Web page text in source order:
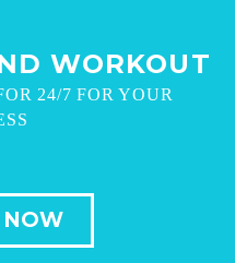
WORKOUT
24/7 FOR YOUR
NOW